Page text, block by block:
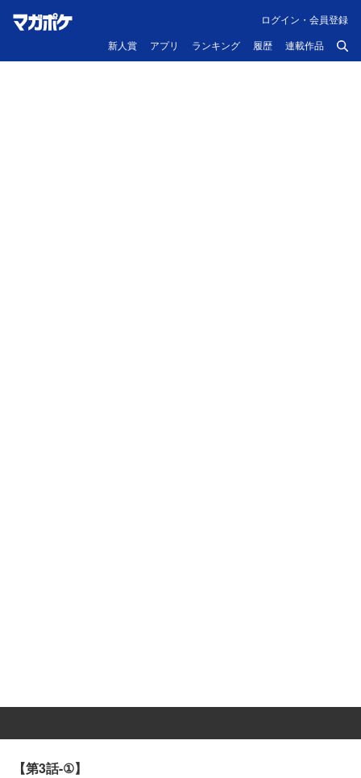
新人賞 アプリ ランキング 履歴 連載作品
ログイン・会員登録
【第3話-①】